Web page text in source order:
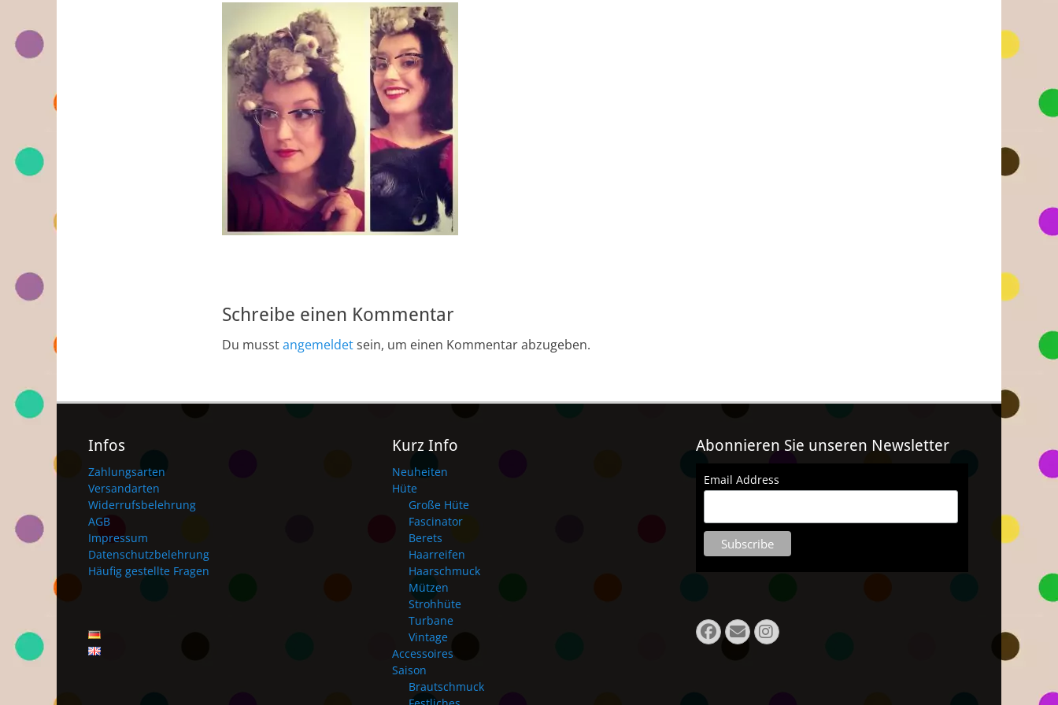
Schreibe einen Kommentar
Du musstangemeldetsein, um einen Kommentar abzugeben.
Infos
Zahlungsarten
Versandarten
Widerrufsbelehrung
AGB
Impressum
Datenschutzbelehrung
Häufig gestellte Fragen
Kurz Info
Neuheiten
Hüte
Große Hüte
Fascinator
Berets
Haarreifen
Haarschmuck
Mützen
Strohhüte
Turbane
Vintage
Accessoires
Saison
Brautschmuck
Abonnieren Sie unseren Newsletter
Email Address
Facebook
E-
Mail
Instagram